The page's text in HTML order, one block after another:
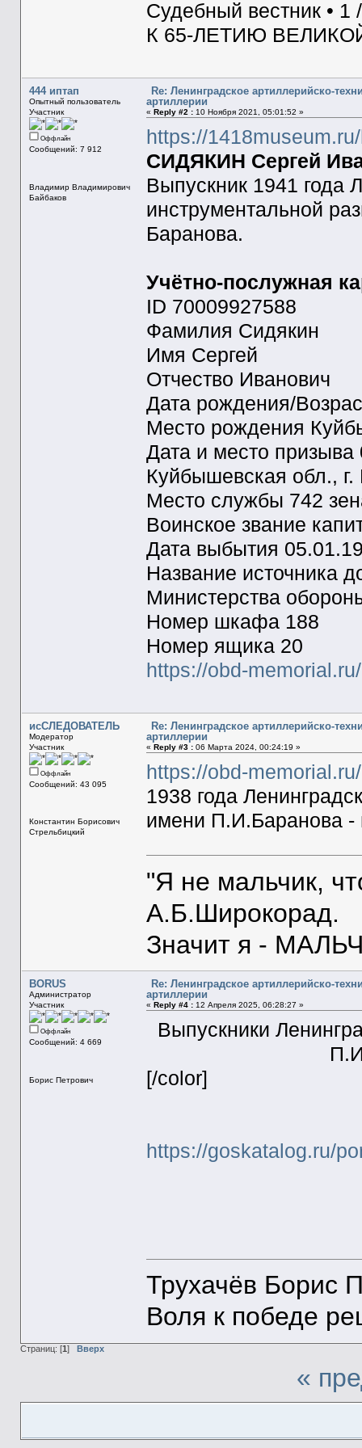
Судебный вестник • 1
К 65-ЛЕТИЮ
444 иптап
Опытный пользователь
Участник
Оффлайн
Сообщений: 7 912
Владимир Владимирович
Байбаков
Re: Ленинградское артиллерийско-
артиллерии
« Reply #2 :10 Ноября 2021, 05:01:52 »
https://
СИДЯКИН Сергей
Выпускник 1941 года
инструментальной
Баранова.
Учётно-послужная
ID 70009927588
Фамилия Сидякин
Имя Сергей
Отчество Иванович
Дата рождения/
Место рождения
Дата и место
Куйбышевская обл.,
Место службы 742
Воинское звание
Дата выбытия
Название источника
Министерства
Номер шкафа 188
Номер ящика 20
https://obd-
исСЛЕДОВАТЕЛЬ
Модератор
Участник
Оффлайн
Сообщений: 43 095
Константин Борисович
Стрельбицкий
Re: Ленинградское артиллерийско-
артиллерии
« Reply #3 :06 Марта 2024, 00:24:19 »
https://obd-
1938 года
имени П.И.Баранова -
"Я не мальчик,
А.Б.Широкорад.
Значит я -
BORUS
Администратор
Участник
Оффлайн
Сообщений: 4 669
Борис Петрович
Re: Ленинградское артиллерийско-
артиллерии
« Reply #4 :12 Апреля 2025, 06:28:27 »
Выпускники
[/color]
https://goskatalog.ru/
Трухачёв Борис
Воля к победе
Страниц: [1] Вверх
«